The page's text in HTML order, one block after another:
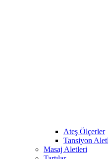
Ateş Ölçerler
Tansiyon
Masaj Aletleri